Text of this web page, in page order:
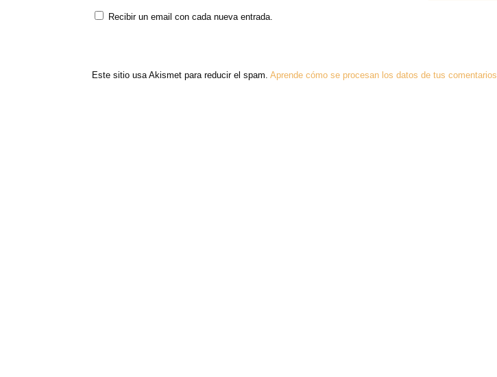
Recibir un email con cada nueva entrada.
Este sitio usa Akismet para reducir el spam.Aprende cómo se procesan los datos de tus comentarios